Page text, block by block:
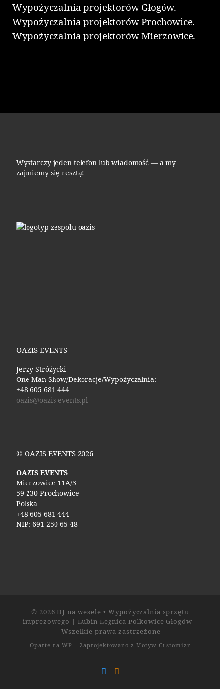
Wypożyczalnia projektorów Głogów.
Wypożyczalnia projektorów Prochowice.
Wypożyczalnia projektorów Mierzowice.
Wystarczy jeden telefon lub wiadomość — a my
zajmiemy się resztą!
OAZIS EVENTS
Jerzy Stróżycki
One Man Show/Dekoracje/Wypożyczalnia:
+48 605 681 444
oazis@oazis-events.pl
© OAZIS EVENTS 2026
OAZIS EVENTS
Mierzowice 11A/3
59-230 Prochowice
Polska
+48 605 681 444
NIP: 691-250-65-48
© 2026 DJ na wesele • Wypożyczalnia sprzętu
imprezowego | Lubin Legnica Polkowice Głogów –
Wszelkie prawa zastrzeżone
Oparte na WP – Zaprojektowano z Motyw Customizr